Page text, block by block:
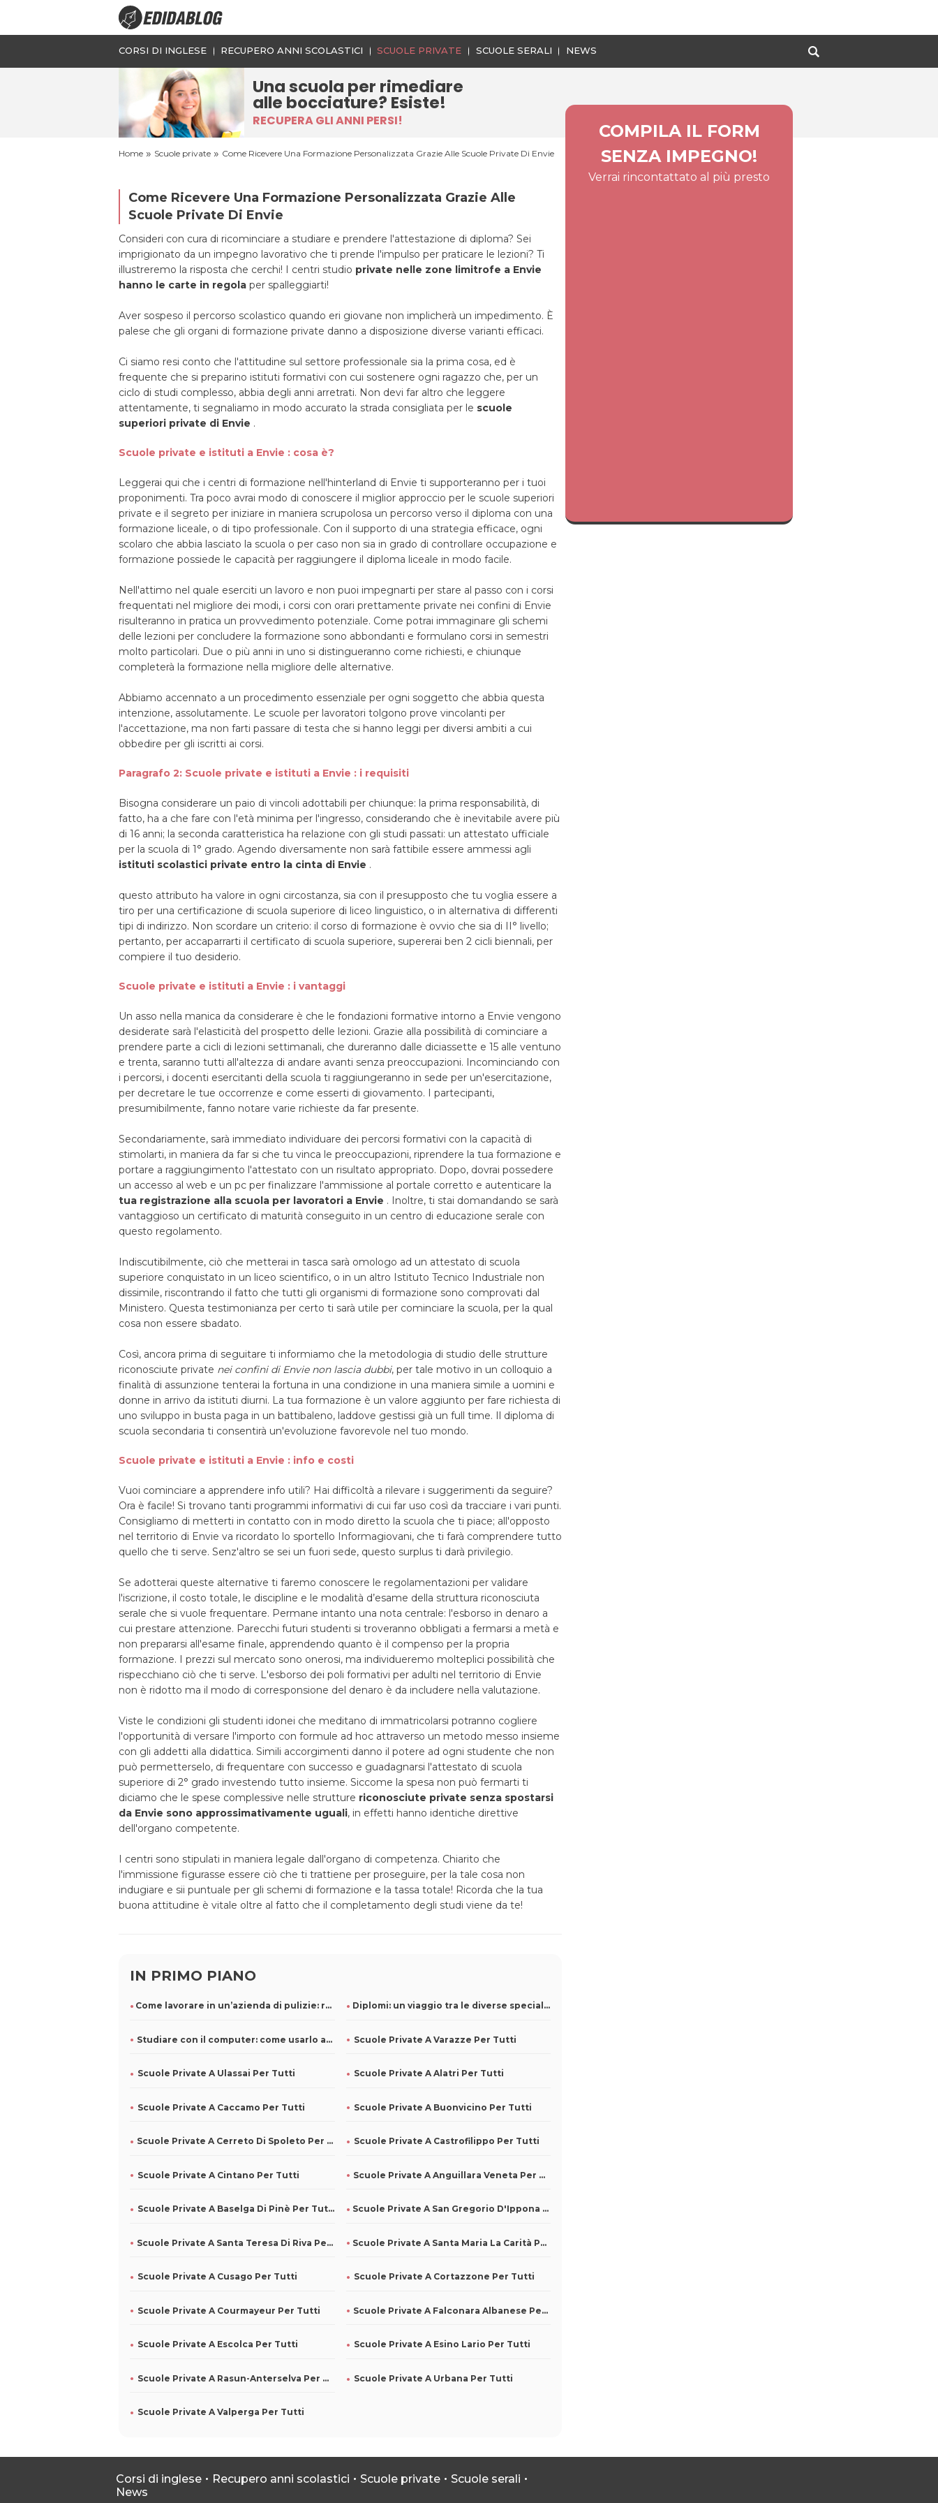
CORSI DI INGLESE RECUPERO ANNI SCOLASTICI SCUOLE PRIVATE SCUOLE SERALI NEWS
Una scuola per rimediare
alle bocciature? Esiste!
RECUPERA GLI ANNI PERSI!
Home » Scuole private » Come Ricevere Una Formazione Personalizzata Grazie Alle Scuole Private Di Envie
Come Ricevere Una Formazione Personalizzata Grazie Alle
Scuole Private Di Envie
Consideri con cura di ricominciare a studiare e prendere l'attestazione di diploma? Sei
imprigionato da un impegno lavorativo che ti prende l'impulso per praticare le lezioni? Ti
illustreremo la risposta che cerchi! I centri studio private nelle zone limitrofe a Envie
hanno le carte in regola per spalleggiarti!
Aver sospeso il percorso scolastico quando eri giovane non implicherà un impedimento. È
palese che gli organi di formazione private danno a disposizione diverse varianti efficaci.
Ci siamo resi conto che l'attitudine sul settore professionale sia la prima cosa, ed è
frequente che si preparino istituti formativi con cui sostenere ogni ragazzo che, per un
ciclo di studi complesso, abbia degli anni arretrati. Non devi far altro che leggere
attentamente, ti segnaliamo in modo accurato la strada consigliata per le scuole
superiori private di Envie .
Scuole private e istituti a Envie : cosa è?
Leggerai qui che i centri di formazione nell'hinterland di Envie ti supporteranno per i tuoi
proponimenti. Tra poco avrai modo di conoscere il miglior approccio per le scuole superiori
private e il segreto per iniziare in maniera scrupolosa un percorso verso il diploma con una
formazione liceale, o di tipo professionale. Con il supporto di una strategia efficace, ogni
scolaro che abbia lasciato la scuola o per caso non sia in grado di controllare occupazione e
formazione possiede le capacità per raggiungere il diploma liceale in modo facile.
Nell'attimo nel quale eserciti un lavoro e non puoi impegnarti per stare al passo con i corsi
frequentati nel migliore dei modi, i corsi con orari prettamente private nei confini di Envie
risulteranno in pratica un provvedimento potenziale. Come potrai immaginare gli schemi
delle lezioni per concludere la formazione sono abbondanti e formulano corsi in semestri
molto particolari. Due o più anni in uno si distingueranno come richiesti, e chiunque
completerà la formazione nella migliore delle alternative.
Abbiamo accennato a un procedimento essenziale per ogni soggetto che abbia questa
intenzione, assolutamente. Le scuole per lavoratori tolgono prove vincolanti per
l'accettazione, ma non farti passare di testa che si hanno leggi per diversi ambiti a cui
obbedire per gli iscritti ai corsi.
Paragrafo 2: Scuole private e istituti a Envie : i requisiti
Bisogna considerare un paio di vincoli adottabili per chiunque: la prima responsabilità, di
fatto, ha a che fare con l'età minima per l'ingresso, considerando che è inevitabile avere più
di 16 anni; la seconda caratteristica ha relazione con gli studi passati: un attestato ufficiale
per la scuola di 1° grado. Agendo diversamente non sarà fattibile essere ammessi agli
istituti scolastici private entro la cinta di Envie .
questo attributo ha valore in ogni circostanza, sia con il presupposto che tu voglia essere a
tiro per una certificazione di scuola superiore di liceo linguistico, o in alternativa di differenti
tipi di indirizzo. Non scordare un criterio: il corso di formazione è ovvio che sia di II° livello;
pertanto, per accaparrarti il certificato di scuola superiore, supererai ben 2 cicli biennali, per
compiere il tuo desiderio.
Scuole private e istituti a Envie : i vantaggi
Un asso nella manica da considerare è che le fondazioni formative intorno a Envie vengono
desiderate sarà l'elasticità del prospetto delle lezioni. Grazie alla possibilità di cominciare a
prendere parte a cicli di lezioni settimanali, che dureranno dalle diciassette e 15 alle ventuno
e trenta, saranno tutti all'altezza di andare avanti senza preoccupazioni. Incominciando con
i percorsi, i docenti esercitanti della scuola ti raggiungeranno in sede per un'esercitazione,
per decretare le tue occorrenze e come esserti di giovamento. I partecipanti,
presumibilmente, fanno notare varie richieste da far presente.
Secondariamente, sarà immediato individuare dei percorsi formativi con la capacità di
stimolarti, in maniera da far si che tu vinca le preoccupazioni, riprendere la tua formazione e
portare a raggiungimento l'attestato con un risultato appropriato. Dopo, dovrai possedere
un accesso al web e un pc per finalizzare l'ammissione al portale corretto e autenticare la
tua registrazione alla scuola per lavoratori a Envie . Inoltre, ti stai domandando se sarà
vantaggioso un certificato di maturità conseguito in un centro di educazione serale con
questo regolamento.
Indiscutibilmente, ciò che metterai in tasca sarà omologo ad un attestato di scuola
superiore conquistato in un liceo scientifico, o in un altro Istituto Tecnico Industriale non
dissimile, riscontrando il fatto che tutti gli organismi di formazione sono comprovati dal
Ministero. Questa testimonianza per certo ti sarà utile per cominciare la scuola, per la qual
cosa non essere sbadato.
Così, ancora prima di seguitare ti informiamo che la metodologia di studio delle strutture
riconosciute private nei confini di Envie non lascia dubbi, per tale motivo in un colloquio a
finalità di assunzione tenterai la fortuna in una condizione in una maniera simile a uomini e
donne in arrivo da istituti diurni. La tua formazione è un valore aggiunto per fare richiesta di
uno sviluppo in busta paga in un battibaleno, laddove gestissi già un full time. Il diploma di
scuola secondaria ti consentirà un'evoluzione favorevole nel tuo mondo.
Scuole private e istituti a Envie : info e costi
Vuoi cominciare a apprendere info utili? Hai difficoltà a rilevare i suggerimenti da seguire?
Ora è facile! Si trovano tanti programmi informativi di cui far uso così da tracciare i vari punti.
Consigliamo di metterti in contatto con in modo diretto la scuola che ti piace; all'opposto
nel territorio di Envie va ricordato lo sportello Informagiovani, che ti farà comprendere tutto
quello che ti serve. Senz'altro se sei un fuori sede, questo surplus ti darà privilegio.
Se adotterai queste alternative ti faremo conoscere le regolamentazioni per validare
l'iscrizione, il costo totale, le discipline e le modalità d’esame della struttura riconosciuta
serale che si vuole frequentare. Permane intanto una nota centrale: l'esborso in denaro a
cui prestare attenzione. Parecchi futuri studenti si troveranno obbligati a fermarsi a metà e
non prepararsi all'esame finale, apprendendo quanto è il compenso per la propria
formazione. I prezzi sul mercato sono onerosi, ma individueremo molteplici possibilità che
rispecchiano ciò che ti serve. L'esborso dei poli formativi per adulti nel territorio di Envie
non è ridotto ma il modo di corresponsione del denaro è da includere nella valutazione.
Viste le condizioni gli studenti idonei che meditano di immatricolarsi potranno cogliere
l'opportunità di versare l'importo con formule ad hoc attraverso un metodo messo insieme
con gli addetti alla didattica. Simili accorgimenti danno il potere ad ogni studente che non
può permetterselo, di frequentare con successo e guadagnarsi l'attestato di scuola
superiore di 2° grado investendo tutto insieme. Siccome la spesa non può fermarti ti
diciamo che le spese complessive nelle strutture riconosciute private senza spostarsi
da Envie sono approssimativamente uguali, in effetti hanno identiche direttive
dell'organo competente.
I centri sono stipulati in maniera legale dall'organo di competenza. Chiarito che
l'immissione figurasse essere ciò che ti trattiene per proseguire, per la tale cosa non
indugiare e sii puntuale per gli schemi di formazione e la tassa totale! Ricorda che la tua
buona attitudine è vitale oltre al fatto che il completamento degli studi viene da te!
IN PRIMO PIANO
Come lavorare in un’azienda di pulizie: ruoli e competenze r Diplomi: un viaggio tra le diverse specializzazioni
Studiare con il computer: come usarlo al meglio Scuole Private A Varazze Per Tutti
Scuole Private A Ulassai Per Tutti Scuole Private A Alatri Per Tutti
Scuole Private A Caccamo Per Tutti Scuole Private A Buonvicino Per Tutti
Scuole Private A Cerreto Di Spoleto Per Tutti Scuole Private A Castrofilippo Per Tutti
Scuole Private A Cintano Per Tutti Scuole Private A Anguillara Veneta Per Tutti
Scuole Private A Baselga Di Pinè Per Tutti Scuole Private A San Gregorio D'Ippona Per Tutti
Scuole Private A Santa Teresa Di Riva Per Tutti Scuole Private A Santa Maria La Carità Per Tutti
Scuole Private A Cusago Per Tutti Scuole Private A Cortazzone Per Tutti
Scuole Private A Courmayeur Per Tutti Scuole Private A Falconara Albanese Per Tutti
Scuole Private A Escolca Per Tutti Scuole Private A Esino Lario Per Tutti
Scuole Private A Rasun-Anterselva Per Tutti Scuole Private A Urbana Per Tutti
Scuole Private A Valperga Per Tutti
COMPILA IL FORM
SENZA IMPEGNO!
Verrai rincontattato al più presto
Corsi di inglese Recupero anni scolastici Scuole private
Scuole serali
News